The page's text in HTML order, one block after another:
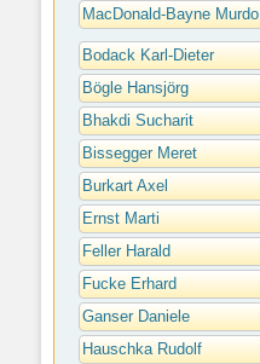
MacDonald-Bayne Murdo
Bodack Karl-Dieter
Bögle Hansjörg
Bhakdi Sucharit
Bissegger Meret
Burkart Axel
Ernst Marti
Feller Harald
Fucke Erhard
Ganser Daniele
Hauschka Rudolf